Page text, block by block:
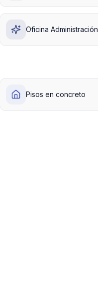
Oficina Administración
Pisos en concreto